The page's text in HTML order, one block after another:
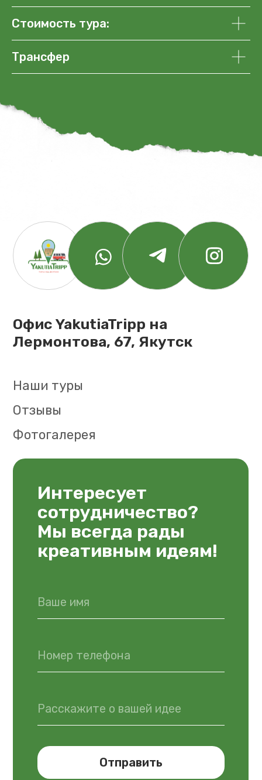
Стоимость тура:
Трансфер
Политика конфиденциальности
Фотогалерея
yakutiatripp@gmail.com
Интересует
сотрудничество?
Мы всегда рады
Отправить